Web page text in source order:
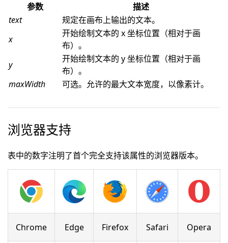
参数
描述
text
规定在画布上输出的文本。
x
开始绘制文本的 x 坐标位置（相对于画
布）。
y
开始绘制文本的 y 坐标位置（相对于画
布）。
maxWidth
可选。允许的最大文本宽度，以像素计。
浏览器支持
表中的数字注明了首个完全支持该属性的浏览器版本。
Chrome Edge Firefox Safari Opera